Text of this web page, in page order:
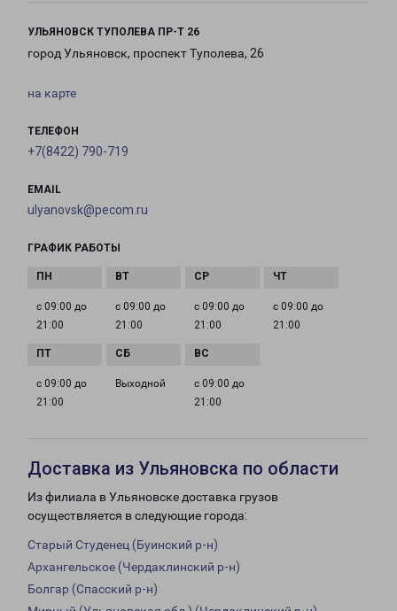
УЛЬЯНОВСК ТУПОЛЕВА ПР-Т 26
город Ульяновск, проспект Туполева, 26
на карте
ТЕЛЕФОН
+7(8422) 790-719
EMAIL
ulyanovsk@pecom.ru
ГРАФИК РАБОТЫ
с 09:00 до
21:00
с 09:00 до
21:00
с 09:00 до
21:00
с 09:00 до
21:00
с 09:00 до
21:00
Выходной
с 09:00 до
21:00
Доставка из Ульяновска по области
Из филиала в Ульяновске доставка грузов
осуществляется в следующие города:
Старый Студенец (Буинский р-н)
Архангельское (Чердаклинский р-н)
Болгар (Спасский р-н)